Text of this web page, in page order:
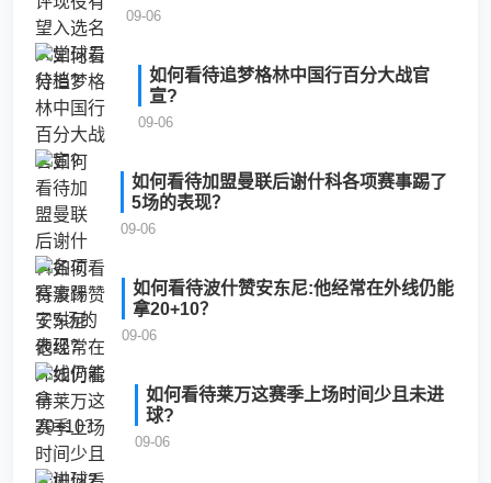
09-06
如何看待追梦格林中国行百分大战官
宣?
09-06
如何看待加盟曼联后谢什科各项赛事踢了
5场的表现？
09-06
如何看待波什赞安东尼:他经常在外线仍能
拿20+10？
09-06
如何看待莱万这赛季上场时间少且未进
球?
09-06